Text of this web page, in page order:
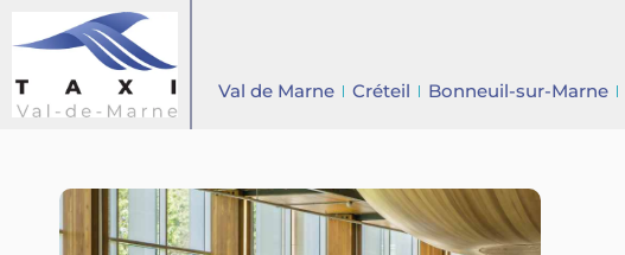
Val de Marne Créteil Bonneuil-sur-Marne